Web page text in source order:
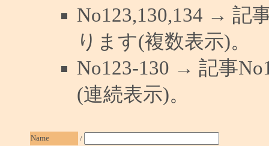
No123,130,134 → 記
ります(複数表示)。
No123-130 → 記事
(連続表示)。
Name
/